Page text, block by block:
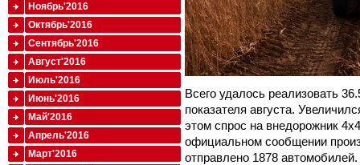
Всего удалось реализовать
показателя августа.
этом спрос на внедорожник
официальном сообщении
отправлено 1878
Ноябрь'2016
Октябрь'2016
Сентябрь'2016
Август'2016
Июль'2016
Июнь'2016
Май'2016
Апрель'2016
Март'2016